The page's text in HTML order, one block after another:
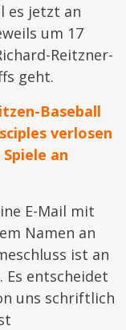
es jetzt an
um 17
Reitzner-
geht.
Baseball
verlosen
an
E-Mail mit
Namen an
ist an
Es entscheidet
uns schriftlich